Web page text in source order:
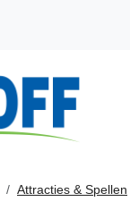
Attracties & Spellen